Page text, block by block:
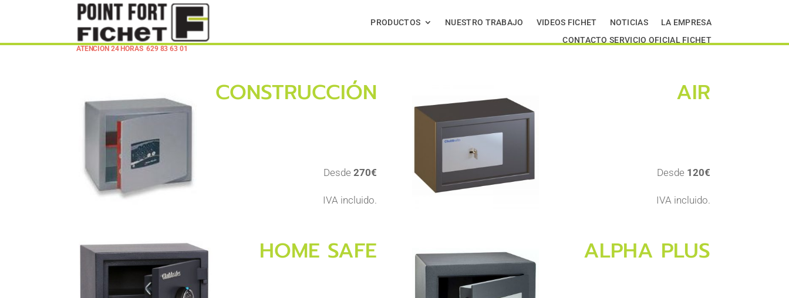
ATENCION 24 HORAS629 83 63 01
PRODUCTOS NUESTRO TRABAJO VIDEOS FICHET NOTICIAS
LA EMPRESA
CONTACTO SERVICIO OFICIAL FICHET
CONSTRUCCIÓN
Desde270€
IVA incluido.
AIR
Desde 120€
IVA incluido.
HOME SAFE ALPHA PLUS